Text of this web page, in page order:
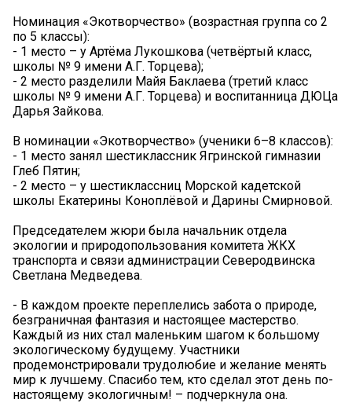
Номинация «Экотворчество» (возрастная группа со 2
по 5 классы):
- 1 место – у Артёма Лукошкова (четвёртый класс,
школы № 9 имени А.Г. Торцева);
- 2 место разделили Майя Баклаева (третий класс
школы № 9 имени А.Г. Торцева) и воспитанница ДЮЦа
Дарья Зайкова.
В номинации «Экотворчество» (ученики 6–8 классов):
- 1 место занял шестиклассник Ягринской гимназии
Глеб Пятин;
- 2 место – у шестиклассниц Морской кадетской
школы Екатерины Коноплёвой и Дарины Смирновой.
Председателем жюри была начальник отдела
экологии и природопользования комитета ЖКХ
транспорта и связи администрации Северодвинска
Светлана Медведева.
- В каждом проекте переплелись забота о природе,
безграничная фантазия и настоящее мастерство.
Каждый из них стал маленьким шагом к большому
экологическому будущему. Участники
продемонстрировали трудолюбие и желание менять
мир к лучшему. Спасибо тем, кто сделал этот день по-
настоящему экологичным! – подчеркнула она.